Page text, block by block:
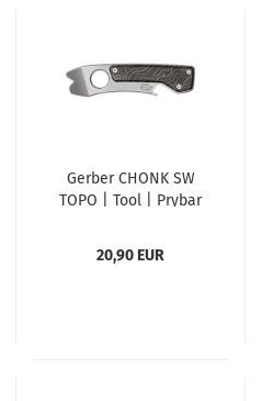
Gerber CHONK SW
TOPO | Tool | Prybar
20,90 EUR